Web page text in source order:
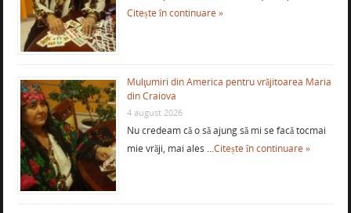
Citește în continuare »
Mulţumiri din America pentru vrăjitoarea Maria
din Craiova
4 august 2026
Nu credeam că o să ajung să mi se facă tocmai
mie vrăji, mai ales …Citește în continuare »